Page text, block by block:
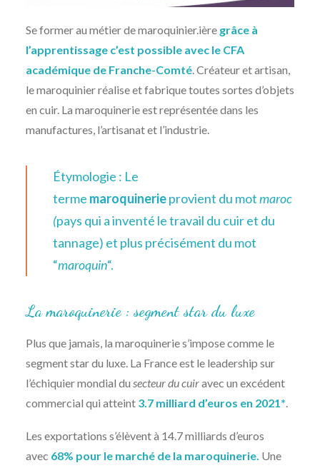
Se former au métier de maroquinier.ière grâce à
l’apprentissage c’est possible avec le CFA
académique de Franche-Comté. Créateur et artisan,
le maroquinier réalise et fabrique toutes sortes d’objets
en cuir. La maroquinerie est représentée dans les
manufactures, l’artisanat et l’industrie.
Étymologie : Le
terme maroquinerieprovient du motmaroc
(pays qui a inventé le travail du cuir et du
tannage) et plus précisément du mot
“maroquin“.
La maroquinerie : segment star du luxe
Plus que jamais, la maroquinerie s’impose comme le
segment star du luxe. La France est le leadership sur
l’échiquier mondial du secteur du cuiravec un excédent
commercial qui atteint 3.7 milliard d’euros en 2021*.
Les exportations s’élèvent à 14.7 milliards d’euros
avec 68% pour le marché de la maroquinerie. Une